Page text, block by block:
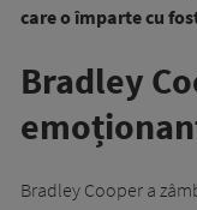
care o împarte cu
Bradley
Bradley Cooper a